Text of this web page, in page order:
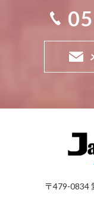
ホームページをリ
〒479-0834